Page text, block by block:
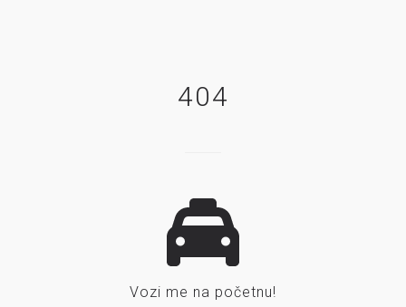
404
Vozi me na početnu!